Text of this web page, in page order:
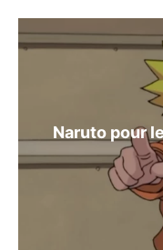
Naruto pour